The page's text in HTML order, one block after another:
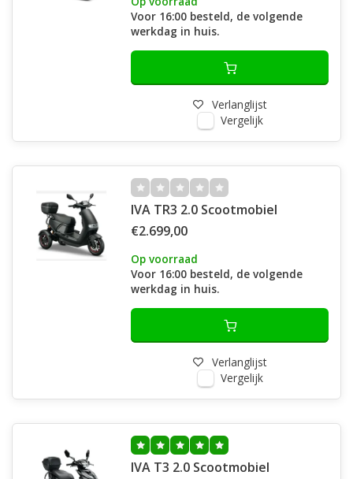
Voor 16:00 besteld, de volgende
werkdag in huis.
Verlanglijst
Vergelijk
IVA TR3 2.0 Scootmobiel
€2.699,00
Op voorraad
Voor 16:00 besteld, de volgende
werkdag in huis.
Verlanglijst
Vergelijk
IVA T3 2.0 Scootmobiel